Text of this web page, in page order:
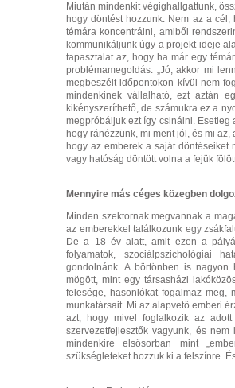
Miután mindenkit végighallgattunk,
hogy döntést hozzunk. Nem az a
témára koncentrálni, amiből
kommunikáljunk úgy a projekt ideje
tapasztalat az, hogy ha már egy
problémamegoldás: „Jó, akkor mi
megbeszélt időpontokon kívül nem
mindenkinek vállalható, ezt aztán
kikényszeríthető, de számukra ez a
megpróbáljuk ezt így csinálni.
hogy ránézzünk, mi ment jól, és mi
hogy az emberek a saját
vagy hatóság döntött volna a fejük
Mennyire más céges közegben
Minden szektornak megvannak a
az emberekkel találkozunk egy
De a 18 év alatt, amit ezen a
folyamatok, szociálpszichológiai
gondolnánk. A börtönben is nagyon
mögött, mint egy társasházi
felesége, hasonlókat fogalmaz
munkatársait. Mi az alapvető emberi
azt, hogy mivel foglalkozik az
szervezetfejlesztők vagyunk, és
mindenkire elsősorban mint
szükségleteket hozzuk ki a felszínre.